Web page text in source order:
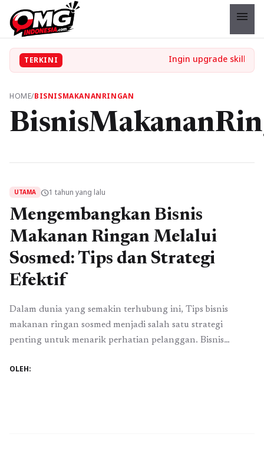
menu
TERKINI
HOME/BISNISMAKANANRINGAN
UTAMA schedule1 tahun yang lalu
Mengembangkan Bisnis
Makanan Ringan Melalui
Sosmed: Tips dan Strategi
Efektif
Dalam dunia yang semakin terhubung ini, Tips bisnis
makanan ringan sosmed menjadi salah satu strategi
penting untuk menarik perhatian pelanggan. Bisnis
berkembang, terutama di era digital yang memberikan
OLEH: